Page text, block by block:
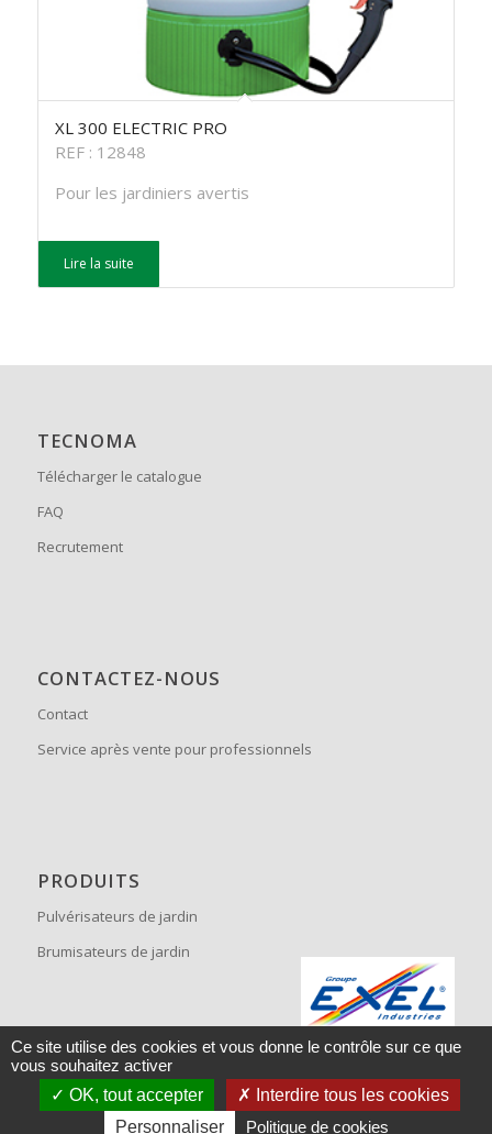
XL 300 ELECTRIC PRO
REF : 12848
Pour les jardiniers avertis
Lire la suite
TECNOMA
Télécharger le catalogue
FAQ
Recrutement
CONTACTEZ-NOUS
Contact
Service après vente pour professionnels
PRODUITS
Pulvérisateurs de jardin
Brumisateurs de jardin
© Copyright - Tecnoma JETPULP
Politique Cookies
Politique en matière de données personnelles
Ce site utilise des cookies et vous donne le contrôle sur ce que
vous souhaitez activer
OK, tout accepter
Interdire tous les cookies
Personnaliser
Politique de cookies